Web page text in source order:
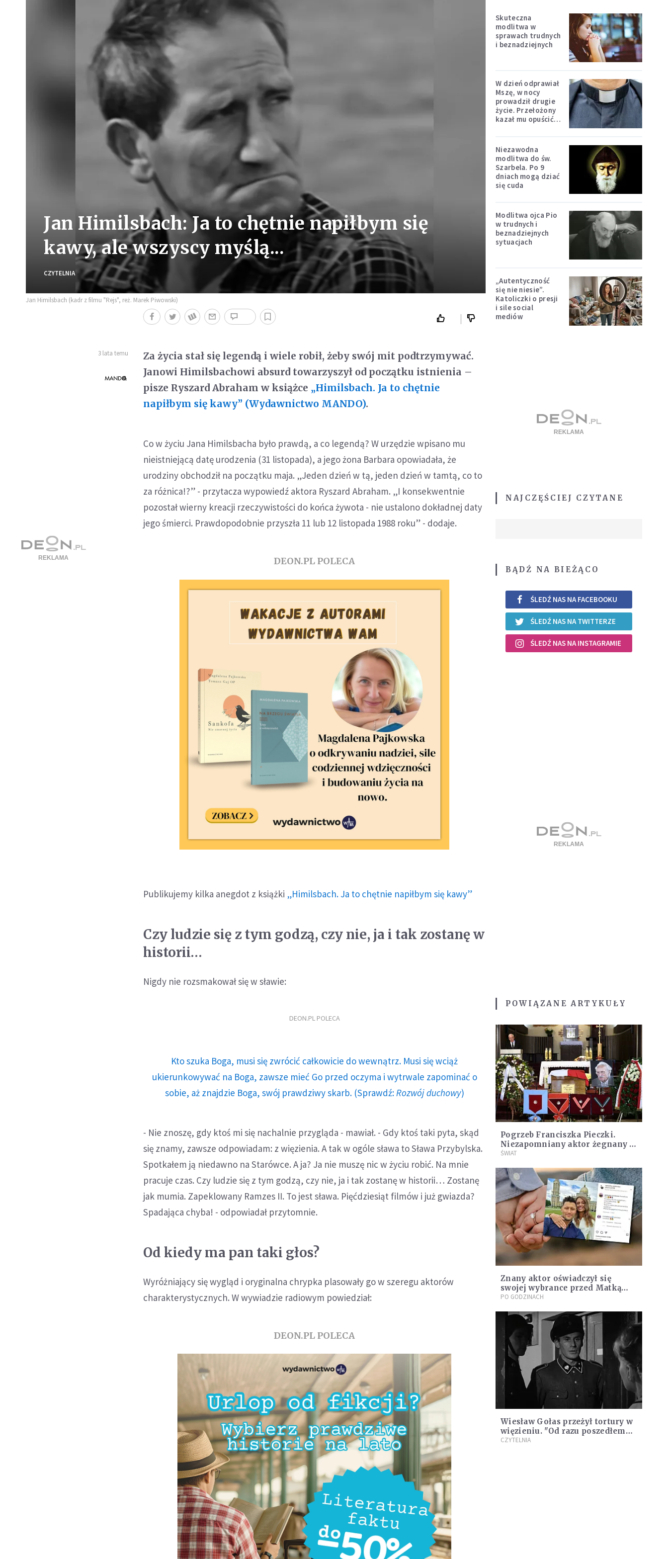
Jan Himilsbach: Ja to chętnie napiłbym się
kawy, ale wszyscy myślą...
CZYTELNIA
Jan Himilsbach (kadr z filmu "Rejs", reż. Marek Piwowski)
3 lata temu
Za życia stał się legendą i wiele robił, żeby swój mit podtrzymywać.
Janowi Himilsbachowi absurd towarzyszył od początku istnienia –
pisze Ryszard Abraham w książce „Himilsbach. Ja to chętnie
napiłbym się kawy” (Wydawnictwo MANDO).
Co w życiu Jana Himilsbacha było prawdą, a co legendą? W urzędzie wpisano mu
nieistniejącą datę urodzenia (31 listopada), a jego żona Barbara opowiadała, że
urodziny obchodził na początku maja. „Jeden dzień w tą, jeden dzień w tamtą, co to
za różnica!?” - przytacza wypowiedź aktora Ryszard Abraham. „I konsekwentnie
pozostał wierny kreacji rzeczywistości do końca żywota - nie ustalono dokładnej daty
jego śmierci. Prawdopodobnie przyszła 11 lub 12 listopada 1988 roku” - dodaje.
DEON.PL POLECA
Publikujemy kilka anegdot z książki „Himilsbach. Ja to chętnie napiłbym się kawy”
Czy ludzie się z tym godzą, czy nie, ja i tak zostanę w
historii…
Nigdy nie rozsmakował się w sławie:
DEON.PL POLECA
Kto szuka Boga, musi się zwrócić całkowicie do wewnątrz. Musi się wciąż
ukierunkowywać na Boga, zawsze mieć Go przed oczyma i wytrwale zapominać o
sobie, aż znajdzie Boga, swój prawdziwy skarb. (Sprawdź: Rozwój duchowy)
- Nie znoszę, gdy ktoś mi się nachalnie przygląda - mawiał. - Gdy ktoś taki pyta, skąd
się znamy, zawsze odpowiadam: z więzienia. A tak w ogóle sława to Sława Przybylska.
Spotkałem ją niedawno na Starówce. A ja? Ja nie muszę nic w życiu robić. Na mnie
pracuje czas. Czy ludzie się z tym godzą, czy nie, ja i tak zostanę w historii… Zostanę
jak mumia. Zapeklowany Ramzes II. To jest sława. Pięćdziesiąt filmów i już gwiazda?
Spadająca chyba! - odpowiadał przytomnie.
Od kiedy ma pan taki głos?
Wyróżniający się wygląd i oryginalna chrypka plasowały go w szeregu aktorów
charakterystycznych. W wywiadzie radiowym powiedział:
DEON.PL POLECA
Skuteczna
modlitwa w
sprawach trudnych
i beznadziejnych
W dzień odprawiał
Mszę, w nocy
prowadził drugie
życie. Przełożony
kazał mu opuścić
Niezawodna
modlitwa do św.
Szarbela. Po 9
dniach mogą dziać
się cuda
Modlitwa ojca Pio
w trudnych i
beznadziejnych
sytuacjach
„Autentyczność
się nie niesie”.
Katoliczki o presji
i sile social
mediów
NAJCZĘŚCIEJ CZYTANE
BĄDŹ NA BIEŻĄCO
ŚLEDŹ NAS NA FACEBOOKU
ŚLEDŹ NAS NA TWITTERZE
ŚLEDŹ NAS NA INSTAGRAMIE
POWIĄZANE ARTYKUŁY
Pogrzeb Franciszka Pieczki.
Niezapomniany aktor żegnany z
honorami
ŚWIAT
Znany aktor oświadczył się
swojej wybrance przed Matką
Boską w Licheniu
PO GODZINACH
Wiesław Gołas przeżył tortury w
więzieniu. "Od razu poszedłem
do katedry podziękować za
CZYTELNIA